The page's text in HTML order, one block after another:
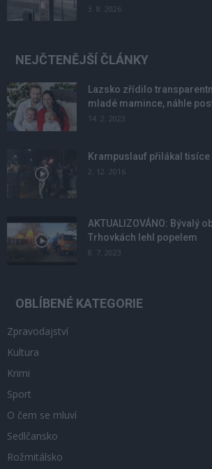
3. 8. 2026
NEJČTENĚJŠÍ ČLÁNKY
Lazsko zřídilo
mladé mamince, náhle
14. 2. 2023
Krampuslauf přilákal
2. 12. 2016
AKTUALIZOVÁNO: Bývalý
Trhovkách lehl popelem
8. 7. 2023
OBLÍBENÉ KATEGORIE
Zpravodajství
Kultura
Krimi
Sport
O čem se mluví
Sedlčansko
Rožmitálsko